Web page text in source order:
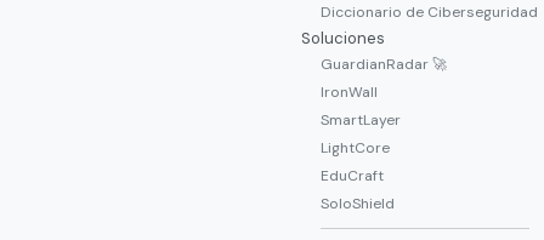
Diccionario de Ciberseguridad
Soluciones
GuardianRadar 🚀
IronWall
SmartLayer
LightCore
EduCraft
SoloShield